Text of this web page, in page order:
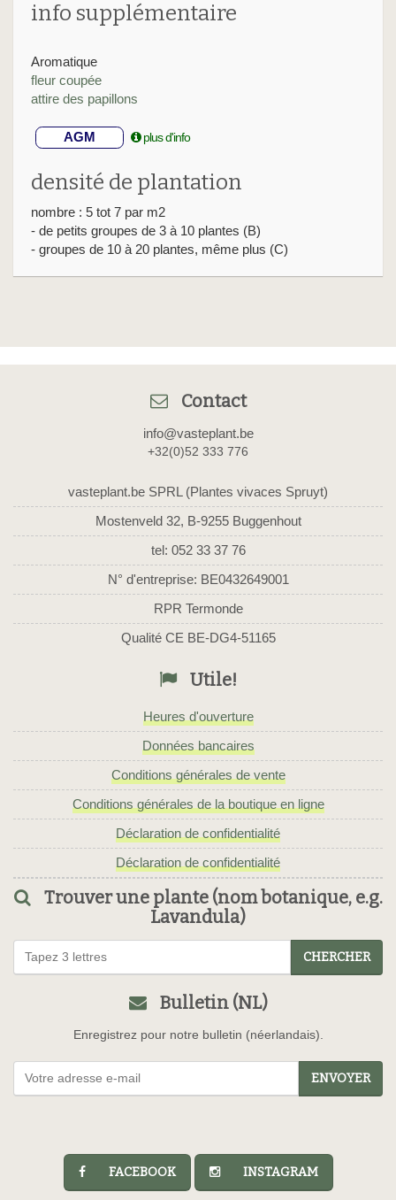
info supplémentaire
Aromatique
fleur coupée
attire des papillons
AGM plus d'info
densité de plantation
nombre : 5 tot 7 par m2
- de petits groupes de 3 à 10 plantes (B)
- groupes de 10 à 20 plantes, même plus (C)
Contact
info@vasteplant.be
+32(0)52 333 776
vasteplant.be SPRL (Plantes vivaces Spruyt)
Mostenveld 32, B-9255 Buggenhout
tel: 052 33 37 76
N° d'entreprise: BE0432649001
RPR Termonde
Qualité CE BE-DG4-51165
Utile!
Heures d'ouverture
Données bancaires
Conditions générales de vente
Conditions générales de la boutique en ligne
Déclaration de confidentialité
Déclaration de confidentialité
Trouver une plante (nom botanique, e.g.
Lavandula)
CHERCHER
Bulletin (NL)
Enregistrez pour notre bulletin (néerlandais).
ENVOYER
FACEBOOK INSTAGRAM